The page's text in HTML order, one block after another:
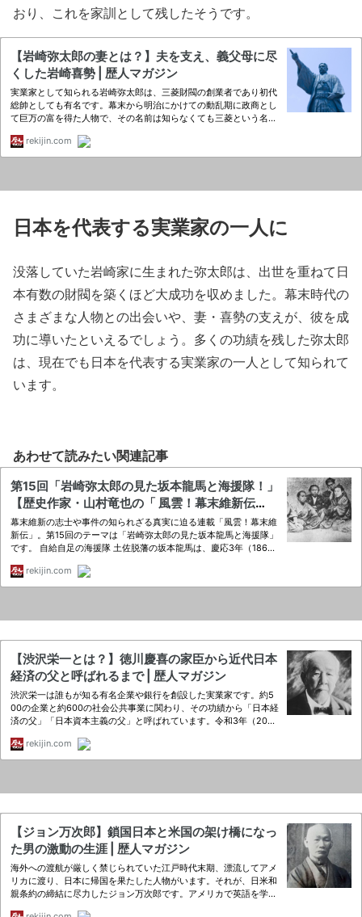
おり、これを家訓として残したそうです。
日本を代表する実業家の一人に
没落していた岩崎家に生まれた弥太郎は、出世を重ねて日
本有数の財閥を築くほど大成功を収めました。幕末時代の
さまざまな人物との出会いや、妻・喜勢の支えが、彼を成
功に導いたといえるでしょう。多くの功績を残した弥太郎
は、現在でも日本を代表する実業家の一人として知られて
います。
あわせて読みたい関連記事